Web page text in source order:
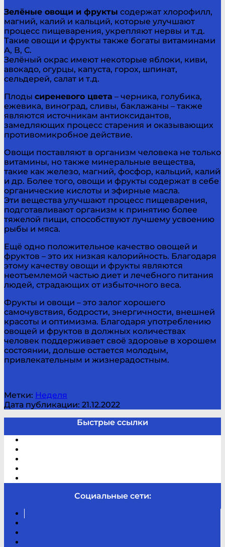
Зелёные овощи и фрукты содержат хлорофилл,
магний, калий и кальций, которые улучшают
процесс пищеварения, укрепляют нервы и т.д.
Такие овощи и фрукты также богаты витаминами
А, В, С.
Зелёный окрас имеют некоторые яблоки, киви,
авокадо, огурцы, капуста, горох, шпинат,
сельдерей, салат и т.д.
Плоды сиреневого цвета – черника, голубика,
ежевика, виноград, сливы, баклажаны – также
являются источникам антиоксидантов,
замедляющих процесс старения и оказывающих
противомикробное действие.
Овощи поставляют в организм человека не только
витамины, но также минеральные вещества,
такие как железо, магний, фосфор, кальций, калий
и др. Более того, овощи и фрукты содержат в себе
органические кислоты и эфирные масла.
Эти вещества улучшают процесс пищеварения,
подготавливают организм к принятию более
тяжелой пищи, способствуют лучшему усвоению
рыбы и мяса.
Ещё одно положительное качество овощей и
фруктов – это их низкая калорийность. Благодаря
этому качеству овощи и фрукты являются
неотъемлемой частью диет и лечебного питания
людей, страдающих от избыточного веса.
Фрукты и овощи – это залог хорошего
самочувствия, бодрости, энергичности, внешней
красоты и оптимизма. Благодаря употреблению
овощей и фруктов в должных количествах
человек поддерживает своё здоровье в хорошем
состоянии, дольше остается молодым,
привлекательным и жизнерадостным.
Метки: Неделя
Дата публикации: 21.12.2022
Быстрые ссылки
Социальные сети: